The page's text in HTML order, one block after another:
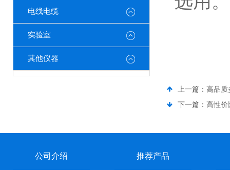
电线电缆
实验室
其他仪器
上一篇： 高品质
下一篇： 高性价
公司介绍 推荐产品